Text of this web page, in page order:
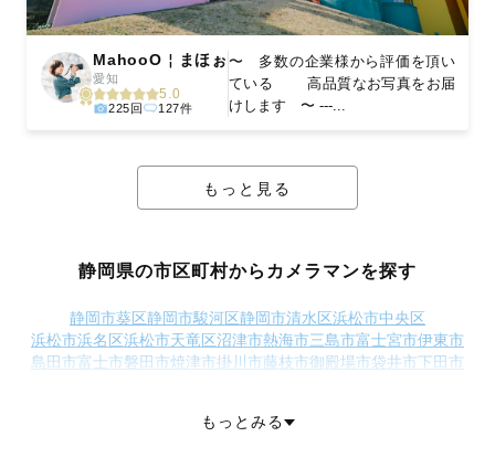
MahooO￤まほぉ
愛知
5.0
225回 127件
〜 多数の企業様から評価を頂い
ている 高品質なお写真をお届
けします 〜 ---...
もっと見る
静岡県の市区町村からカメラマンを探す
静岡市葵区静岡市駿河区静岡市清水区浜松市中央区
浜松市浜名区浜松市天竜区沼津市熱海市三島市富士宮市伊東市
島田市富士市磐田市焼津市掛川市藤枝市御殿場市袋井市下田市
田方郡函南町駿東郡清水町
もっとみる